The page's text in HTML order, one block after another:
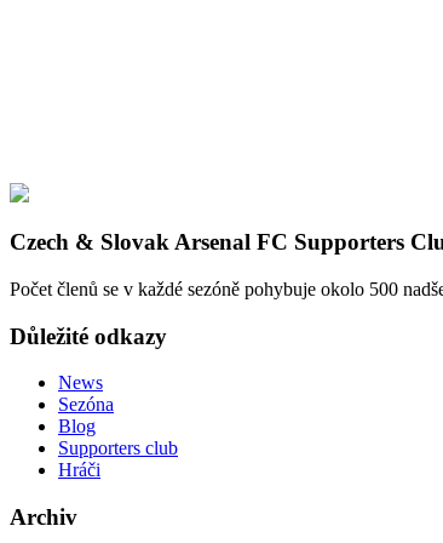
Czech & Slovak Arsenal FC Supporters
Počet členů se v každé sezóně pohybuje okolo 500
Důležité odkazy
News
Sezóna
Blog
Supporters club
Hráči
Archiv